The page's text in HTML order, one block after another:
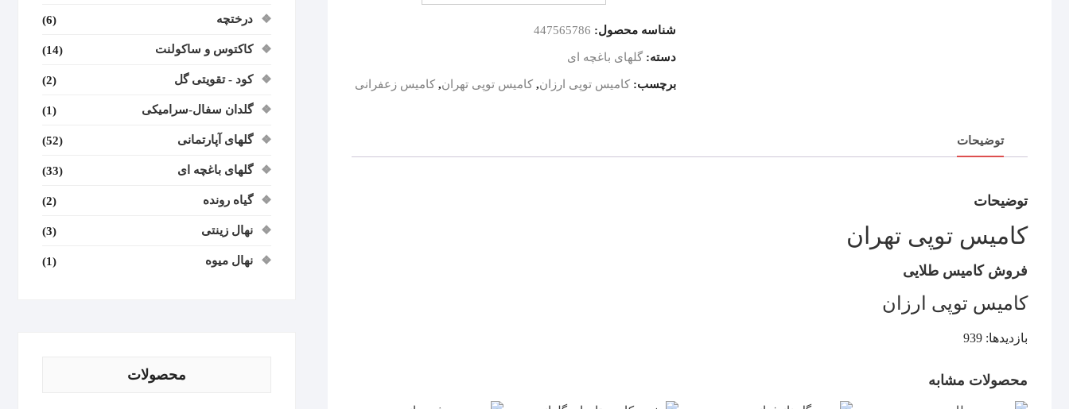
شناسه محصول: 447565786
دسته: گلهای باغچه ای
برچسب: کامیس توپی ارزان, کامیس توپی تهران, کامیس زعفرانی
توضیحات
توضیحات
کامیس توپی تهران
فروش کامیس طلایی
کامیس توپی ارزان
بازدیدها: 939
محصولات مشابه
درختچه (6)
کاکتوس و ساکولنت (14)
کود - تقویتی گل (2)
گلدان سفال-سرامیکی (1)
گلهای آپارتمانی (52)
گلهای باغچه ای (33)
گیاه رونده (2)
نهال زینتی (3)
نهال میوه (1)
محصولات